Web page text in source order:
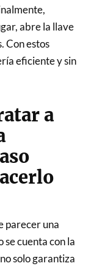
abre la llave
Con estos
eficiente y sin
a
parecer una
se cuenta con la
solo garantiza